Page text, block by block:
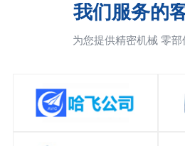
我们服务的
为您提供精密机械 零